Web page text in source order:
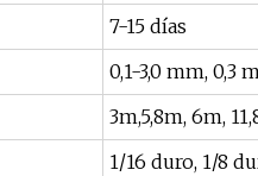
7-15 días
0,1-3,0 mm, 0,3
3m,5,8m, 6m,
1/16 duro, 1/8